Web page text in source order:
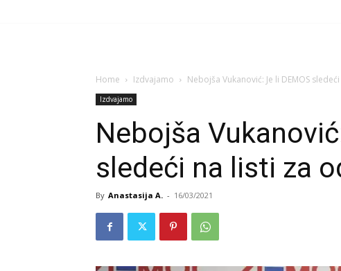
Home Izdvajamo Nebojša Vukanović: Je li DEMOS
Izdvajamo
Nebojša
sledeći na listi za
By Anastasija A. - 16/03/2021